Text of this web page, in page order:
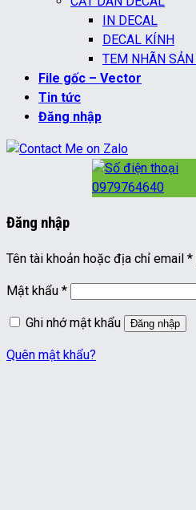
IN DECAL
DECAL KÍNH
TEM NHÃN
File gốc – Vector
Tin tức
Đăng nhập
0979764640
Đăng nhập
Tên tài khoản hoặc địa chỉ email *
Mật khẩu *Bắt
Ghi nhớ mật khẩu
Đăng nhập
Quên mật khẩu?